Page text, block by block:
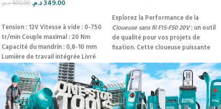
400.00د.م. 349.00د.م.
Tension : 12VVitesse à vide : 0-750
tr/min Couple maximal : 20 Nm
Capacité du mandrin : 0,8-10 mm
Lumière de travail intégrée Livré
avec 1 batterie de 1,5 Ah & 1
chargeurLivré avec 1 embout de 65
mm en Cr-V
Explorez la Performance de la
Cloueuse sans fil F15-F50 20V: un outil
de qualité pour vos projets de
fixation. Cette cloueuse puissante
et est livrée avec une batterie 20 V 2
Ah et un chargeur 20 V.